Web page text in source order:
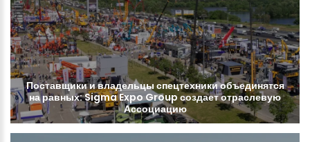
Поставщикиивладельцыспецтехникиобъединятся
наравных:SigmaExpoGroup создаетотраслевую
Ассоциацию